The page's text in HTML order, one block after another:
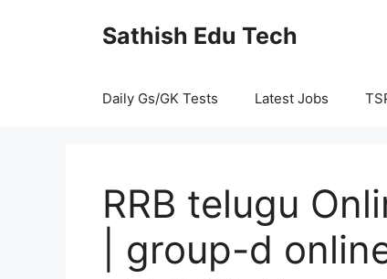
Sathish Edu Tech
Daily Gs/GK Tests Latest Jobs
RRB telugu
| group-d